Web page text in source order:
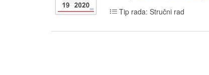
Tip rada: Stručni rad